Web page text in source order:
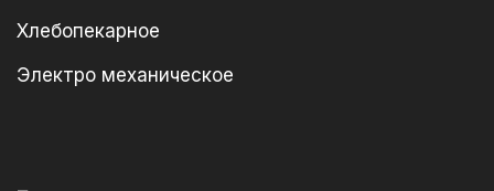
Хлебопекарное
Электро механическое